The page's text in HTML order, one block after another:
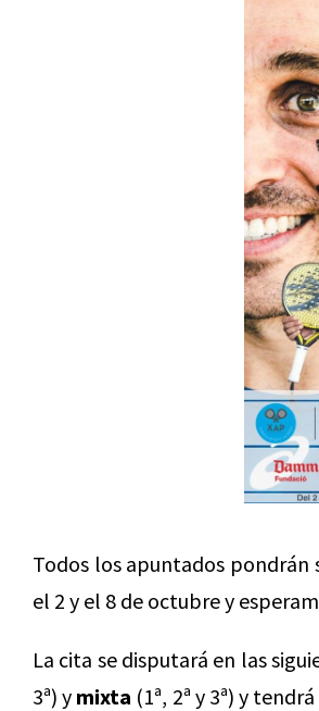
Todos los apuntados
el 2 y el 8 de octubre y
La cita se disputará en las
3ª) y mixta (1ª, 2ª y 3ª) y